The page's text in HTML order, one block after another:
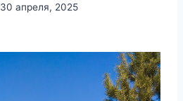
30 апреля, 2025